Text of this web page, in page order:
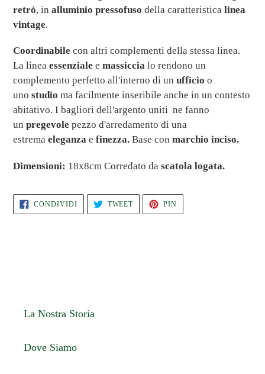
prodotto
nel
retrò, in alluminio pressofuso della caratteristica linea
vintage.
Coordinabile con altri complementi della stessa linea.
La linea essenziale e massiccia lo rendono un
complemento perfetto all'interno di un ufficio o
uno studio ma facilmente inseribile anche in un contesto
abitativo. I bagliori dell'argento uniti ne fanno
un pregevole pezzo d'arredamento di una
estrema eleganza e finezza. Base con marchio inciso.
Dimensioni: 18x8cm Corredato da scatola logata.
CONDIVIDICONDIVIDI
SU
FACEBOOK
TWEETTWITTA
TWITTER
PIN
PINTEREST
La Nostra Storia
Dove Siamo